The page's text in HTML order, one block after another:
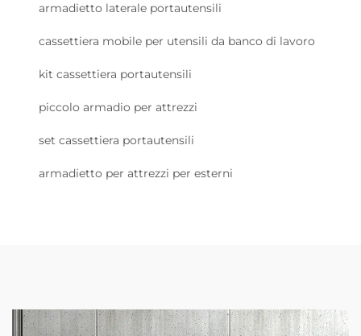
armadietto laterale portautensili
cassettiera mobile per utensili da banco di lavoro
kit cassettiera portautensili
piccolo armadio per attrezzi
set cassettiera portautensili
armadietto per attrezzi per esterni